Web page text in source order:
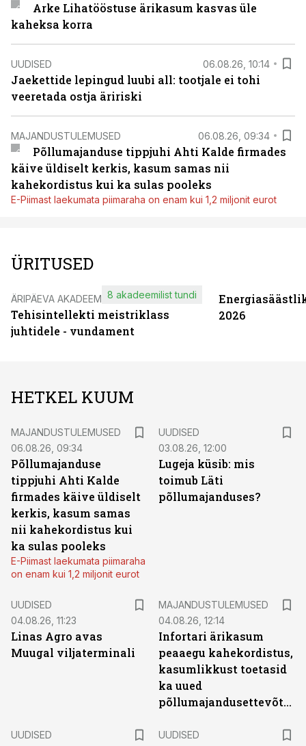
Arke Lihatööstuse ärikasum kasvas üle
kaheksa korra
UUDISED 06.08.26, 10:14
Jaekettide lepingud luubi all: tootjale ei tohi
veeretada ostja äririski
MAJANDUSTULEMUSED 06.08.26, 09:34
Põllumajanduse tippjuhi Ahti Kalde firmades
käive üldiselt kerkis, kasum samas nii
kahekordistus kui ka sulas pooleks
E-Piimast laekumata piimaraha on enam kui 1,2 miljonit eurot
ÜRITUSED
ÄRIPÄEVA AKADEEMIA
Tehisintellekti meistriklass
juhtidele - vundament
8 akadeemilist tundi
2026
HETKEL KUUM
MAJANDUSTULEMUSED
06.08.26, 09:34
Põllumajanduse
tippjuhi Ahti Kalde
firmades käive üldiselt
kerkis, kasum samas
nii kahekordistus kui
ka sulas pooleks
E-Piimast laekumata piimaraha
on enam kui 1,2 miljonit eurot
UUDISED
03.08.26, 12:00
Lugeja küsib: mis
toimub Läti
põllumajanduses?
UUDISED
04.08.26, 11:23
Linas Agro avas
Muugal viljaterminali
MAJANDUSTULEMUSED
04.08.26, 12:14
Infortari ärikasum
peaaegu kahekordistus,
kasumlikkust toetasid
ka uued
põllumajandusettevõtted
UUDISED
UUDISED